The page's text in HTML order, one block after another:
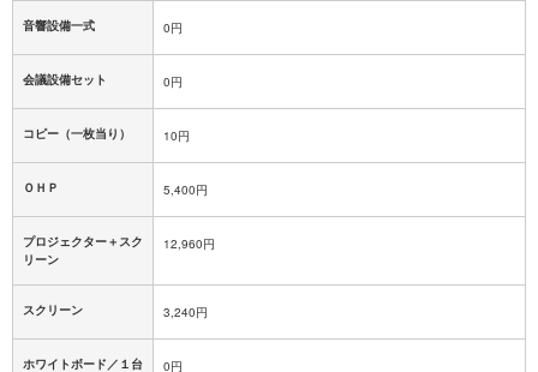
音響設備一式 0円
会議設備セット 0円
コピー（一枚当り） 10円
ＯＨＰ 5,400円
プロジェクター＋スク
リーン
12,960円
スクリーン 3,240円
ホワイトボード／１台 0円